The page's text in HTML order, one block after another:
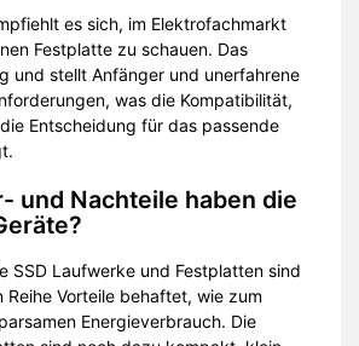
es sich, im Elektrofachmarkt
Festplatte zu schauen. Das
und stellt Anfänger und unerfahrene
was die Kompatibilität,
Entscheidung für das passende
und Nachteile haben die
SSD Laufwerke und Festplatten sind
Reihe Vorteile behaftet, wie zum
Energieverbrauch. Die